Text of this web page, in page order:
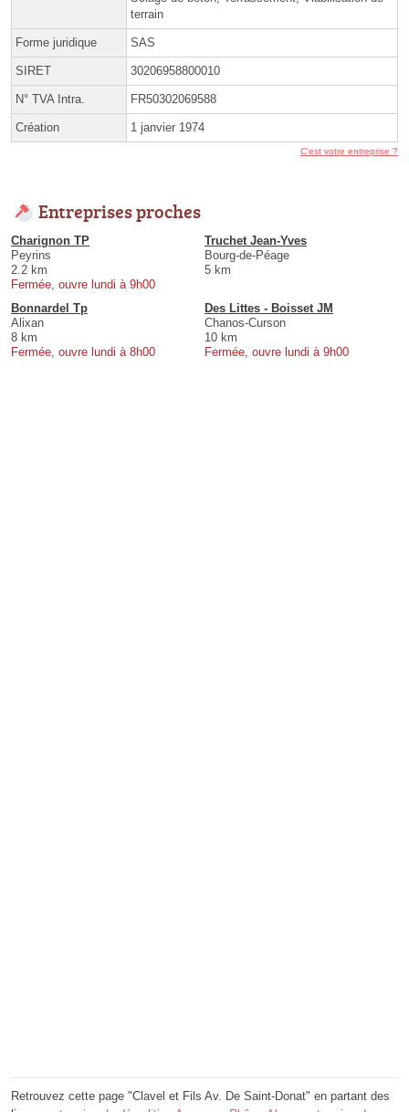
terrain
Forme juridique SAS
SIRET 30206958800010
N° TVA Intra. FR50302069588
Création 1 janvier 1974
C'est votre entreprise ?
Entreprises proches
Charignon TP
Peyrins
2.2 km
Fermée, ouvre lundi à 9h00
Truchet Jean-Yves
Bourg-de-Péage
5 km
Bonnardel Tp
Alixan
8 km
Fermée, ouvre lundi à 8h00
Des Littes - Boisset JM
Chanos-Curson
10 km
Fermée, ouvre lundi à 9h00
Retrouvez cette page "Clavel et Fils Av. De Saint-Donat" en partant des